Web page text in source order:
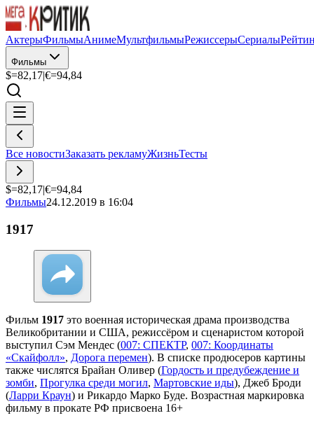
АктерыФильмыАнимеМультфильмыРежиссерыСериалы
Фильмы
$=82,17|€=94,84
Все новостиЗаказать рекламуЖизньТесты
$=82,17|€=94,84
Фильмы24.12.2019 в 16:04
1917
Фильм 1917 это военная историческая драма производства
Великобритании и США, режиссёром и сценаристом которой
выступил Сэм Мендес (007: СПЕКТР, 007: Координаты
«Скайфолл», Дорога перемен). В списке продюсеров картины
также числятся Брайан Оливер (Гордость и предубеждение и
зомби, Прогулка среди могил, Мартовские иды), Джеб Броди
(Ларри Краун) и Рикардо Марко Буде. Возрастная маркировка
фильму в прокате РФ присвоена 16+